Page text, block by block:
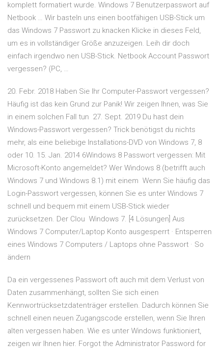
komplett formatiert wurde. Windows 7 Benutzerpasswort auf
Netbook … Wir basteln uns einen bootfähigen USB-Stick um
das Windows 7 Passwort zu knacken Klicke in dieses Feld,
um es in vollständiger Größe anzuzeigen. Leih dir doch
einfach irgendwo nen USB-Stick. Netbook Account Passwort
vergessen? (PC, …
20. Febr. 2018 Haben Sie Ihr Computer-Passwort vergessen?
Häufig ist das kein Grund zur Panik! Wir zeigen Ihnen, was Sie
in einem solchen Fall tun 27. Sept. 2019 Du hast dein
Windows-Passwort vergessen? Trick benötigst du nichts
mehr, als eine beliebige Installations-DVD von Windows 7, 8
oder 10. 15. Jan. 2014 6Windows 8 Passwort vergessen: Mit
Microsoft-Konto angemeldet? Wer Windows 8 (betrifft auch
Windows 7 und Windows 8.1) mit einem Wenn Sie häufig das
Login-Passwort vergessen, können Sie es unter Windows 7
schnell und bequem mit einem USB-Stick wieder
zurücksetzen. Der Clou Windows 7. [4 Lösungen] Aus
Windows 7 Computer/Laptop Konto ausgesperrt · Entsperren
eines Windows 7 Computers / Laptops ohne Passwort · So
ändern
Da ein vergessenes Passwort oft auch mit dem Verlust von
Daten zusammenhängt, sollten Sie sich einen
Kennwortrücksetzdatenträger erstellen. Dadurch können Sie
schnell einen neuen Zugangscode erstellen, wenn Sie Ihren
alten vergessen haben. Wie es unter Windows funktioniert,
zeigen wir Ihnen hier. Forgot the Administrator Password for